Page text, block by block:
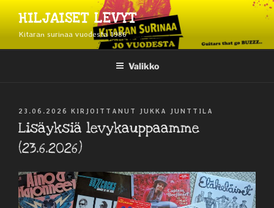
sisältöönHILJAISET LEVYT
Kitaran surinaa vuodesta 1986
Valikko
JULKAISTU
23.06.2026 KIRJOITTANUT JUKKA JUNTTILA
Lisäyksiä levykauppaamme
(23.6.2026)